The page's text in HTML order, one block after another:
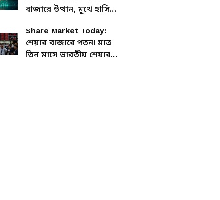
বাজারে উত্থান, মুখে হাসি
Share Market Today:
শেয়ার বাজারে পতন! মাত্র
তিন মাসে ভারতীয় শেয়ার